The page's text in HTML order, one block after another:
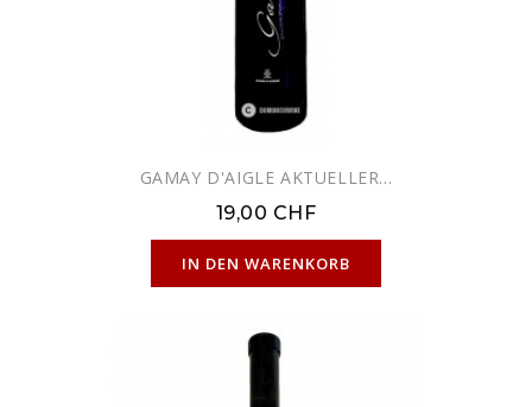
GAMAY D'AIGLE AKTUELLER...
19,00 CHF
IN DEN WARENKORB